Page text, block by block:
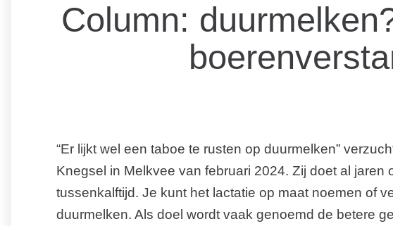
Column:
“Er lijkt wel een taboe te rusten op duurmelken”
Knegsel in Melkvee van februari 2024. Zij doet al jaren
tussenkalftijd. Je kunt het lactatie op maat noemen of
duurmelken. Als doel wordt vaak genoemd de betere